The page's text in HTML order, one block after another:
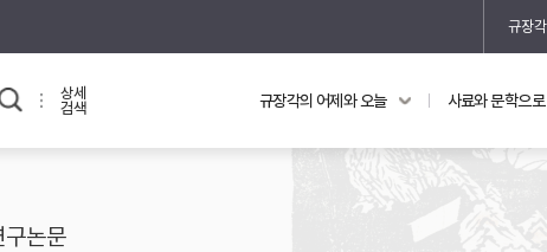
규장
교과 연동 자료 의궤와 지리지
상세
검색
규장각의 어제와 오늘 사료와 문학으
구논문